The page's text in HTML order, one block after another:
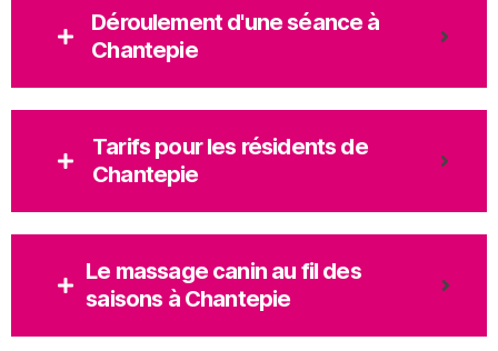
Déroulement d'une séance à
Chantepie
Tarifs pour les résidents de
Chantepie
Le massage canin au fil des
saisons à Chantepie